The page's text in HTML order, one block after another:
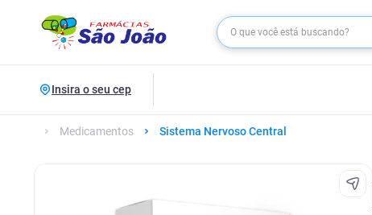
Insira o seu cep
Medicamentos Sistema Nervoso Central